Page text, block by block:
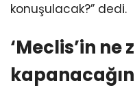
konuşulacak?” dedi.
‘Meclis’in ne